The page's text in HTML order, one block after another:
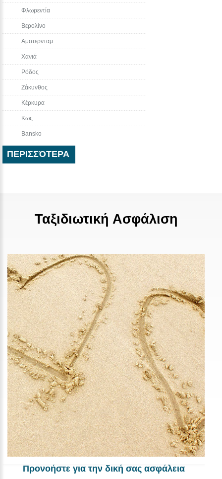
Φλωρεντία
Βερολίνο
Αμστερνταμ
Χανιά
Ρόδος
Ζάκυνθος
Κέρκυρα
Κως
Bansko
ΠΕΡΙΣΣΌΤΕΡΑ
Ταξιδιωτική Ασφάλιση
Προνοήστε για την δική σας ασφάλεια